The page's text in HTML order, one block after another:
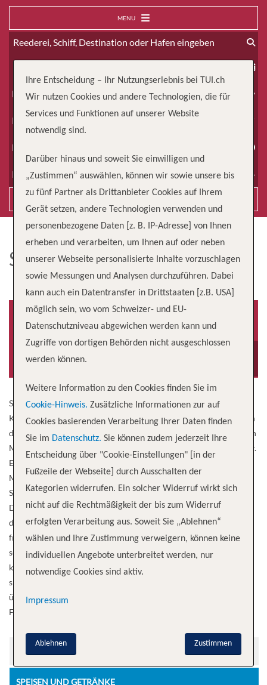
MENU
Erwachsene
Kinder
Dauer
Reiseart
SYMPHONY OF THE SEAS
Baujahr
2018
Besatzung
Seien Sie mutig, wenn Sie an Bord eines der größten
Kreuzfahrtschiffe der Welt segeln. Machen Sie sich bereit für einen
die Wahrnehmung remixenden und das Gedächtnis maximierenden
Mikrofon-Drop – Symphony of the Seas® ist all das und noch mehr.
Es sind Ihre Lieblingshits an Bord, darunter die zehnstöckige
Mutprobe, Ultimate Abyss℠ und die beiden FlowRider®*-
Surfsimulatoren sowie revolutionäre Neuheiten wie das im
Dunkeln leuchtende Lasertag. Und nicht nur die Attraktionen, die
dem Deck trotzen, sind nicht die einzigen Dinge, auf die Sie sich
freuen können, wenn Sie an Bord dieses Schiffes der Oasis-Klasse
segeln. Symphony of the Seas® bietet außerdem zahlreiche
köstliche Möglichkeiten, Ihren Gaumen zu verwöhnen – wie die
spielentscheidende Playmakers℠ Sports Bar & Arcade – und
überlebensgroße Übernachtungsmöglichkeiten, wie die Ultimate
Family Suite. Holen Sie sich Ihren Nervenkitzel.
UNTERHALTUNG
SPEISEN UND GETRÄNKE
Ihre Entscheidung – Ihr Nutzungserlebnis bei TUI.ch
Wir nutzen Cookies und andere Technologien, die für
Services und Funktionen auf unserer Website
notwendig sind.
Darüber hinaus und soweit Sie einwilligen und
„Zustimmen“ auswählen, können wir sowie unsere bis
zu fünf Partner als Drittanbieter Cookies auf Ihrem
Gerät setzen, andere Technologien verwenden und
personenbezogene Daten [z. B. IP-Adresse] von Ihnen
erheben und verarbeiten, um Ihnen auf oder neben
unserer Webseite personalisierte Inhalte vorzuschlagen
sowie Messungen und Analysen durchzuführen. Dabei
kann auch ein Datentransfer in Drittstaaten [z.B. USA]
möglich sein, wo vom Schweizer- und EU-
Datenschutzniveau abgewichen werden kann und
Zugriffe von dortigen Behörden nicht ausgeschlossen
werden können.
Weitere Information zu den Cookies finden Sie im
Cookie-Hinweis. Zusätzliche Informationen zur auf
Cookies basierenden Verarbeitung Ihrer Daten finden
Sie im Datenschutz. Sie können zudem jederzeit Ihre
Entscheidung über "Cookie-Einstellungen" [in der
Fußzeile der Webseite] durch Ausschalten der
Kategorien widerrufen. Ein solcher Widerruf wirkt sich
nicht auf die Rechtmäßigkeit der bis zum Widerruf
erfolgten Verarbeitung aus. Soweit Sie „Ablehnen“
wählen und Ihre Zustimmung verweigern, können keine
individuellen Angebote unterbreitet werden, nur
notwendige Cookies sind aktiv.
Impressum
Zustimmen
Ablehnen